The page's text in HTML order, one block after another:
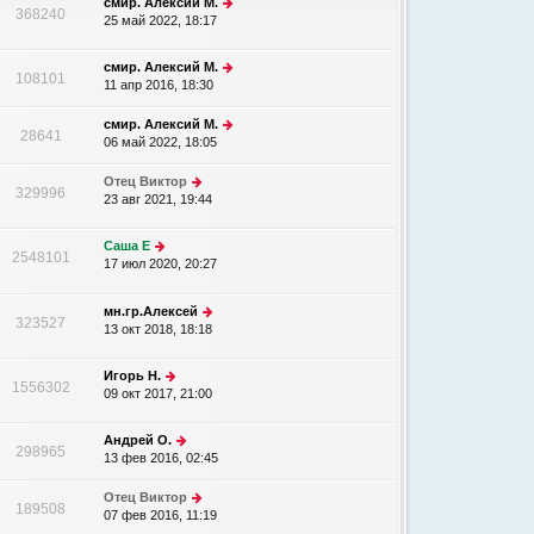
368240
25 май 2022, 18:17
108101
смир. Алексий М.
11 апр 2016, 18:30
28641
смир. Алексий М.
06 май 2022, 18:05
329996
Отец Виктор
23 авг 2021, 19:44
2548101
Саша Е
17 июл 2020, 20:27
323527
мн.гр.Алексей
13 окт 2018, 18:18
1556302
Игорь Н.
09 окт 2017, 21:00
298965
Андрей О.
13 фев 2016, 02:45
189508
Отец Виктор
07 фев 2016, 11:19